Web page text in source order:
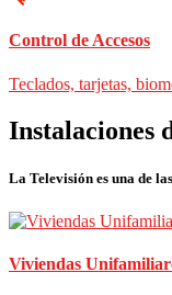
Control de Accesos
Teclados, tarjetas,
Instalaciones
La Televisión es una de
Viviendas